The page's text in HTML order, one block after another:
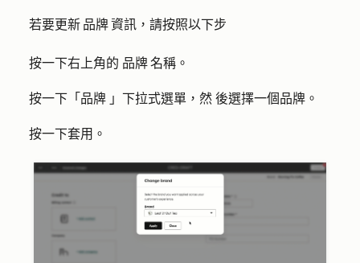
若要更新 品牌 資訊，請按照以下步
按一下右上角的 品牌 名稱 。
按一下「 品牌 」下拉式選單，然 後選擇一個品牌。
按一下套用 。